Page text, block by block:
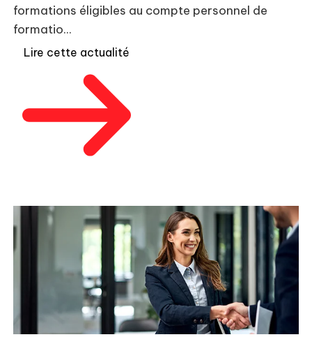
formations éligibles au compte personnel de
formatio...
Lire cette actualité